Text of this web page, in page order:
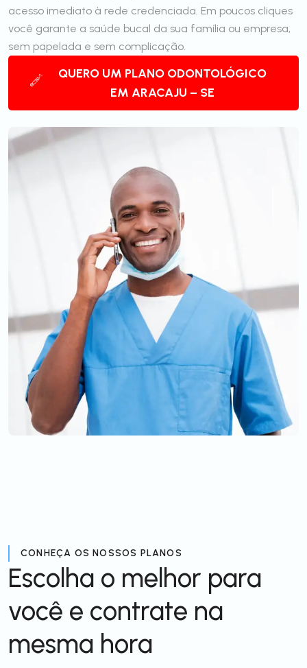
acesso imediato à rede credenciada. Em poucos cliques
você garante a saúde bucal da sua família ou empresa,
sem papelada e sem complicação.
QUERO UM PLANO ODONTOLÓGICO
EM ARACAJU – SE
CONHEÇA OS NOSSOS PLANOS
Escolha o melhor para
você e contrate na
mesma hora